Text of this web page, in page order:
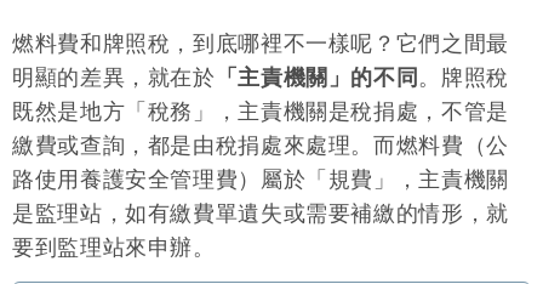
燃料費和牌照稅，到底哪裡不一樣呢？它們之間最
明顯的差異，就在於 「主責機關」的不同 。牌照稅
既然是地方「稅務」，主責機關是稅捐處，不管是
繳費或查詢，都是由稅捐處來處理。而燃料費（公
路使用養護安全管理費）屬於「規費」，主責機關
是監理站，如有繳費單遺失或需要補繳的情形，就
要到監理站來申辦。